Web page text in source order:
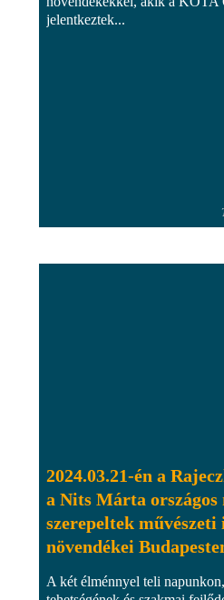
jelentkeztek...
2024.03.21-én a
a Nits Márta országos
szerepeltek művészeti
növendékei
A két élménnyel teli